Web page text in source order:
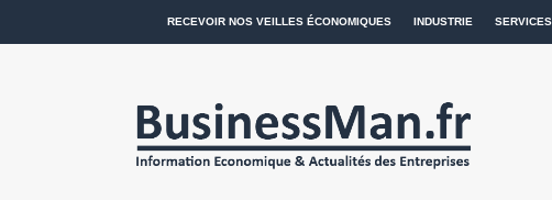
RECEVOIR NOS VEILLES ÉCONOMIQUES INDUSTRIE SERVICES